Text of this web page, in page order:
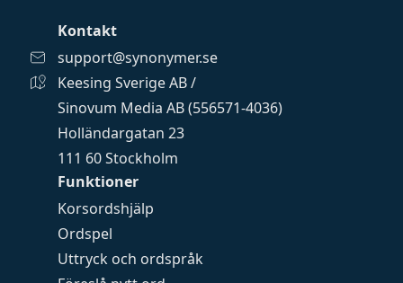
Funktioner
Korsordshjälp
Ordspel
Uttryck och ordspråk
Kontakt
support@synonymer.se
Keesing Sverige AB /
Sinovum Media AB (556571-4036)
Holländargatan 23
111 60 Stockholm